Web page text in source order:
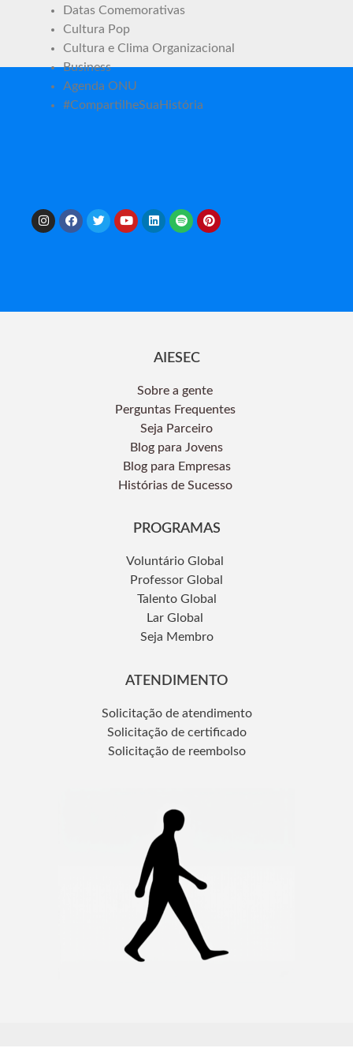
Datas Comemorativas
Cultura Pop
Cultura e Clima Organizacional
Business
Agenda ONU
#CompartilheSuaHistória
AIESEC
Sobre a gente
Perguntas Frequentes
Seja Parceiro
Blog para Jovens
Blog para Empresas
Histórias de Sucesso
PROGRAMAS
Voluntário Global
Professor Global
Talento Global
Lar Global
Seja Membro
ATENDIMENTO
Solicitação de atendimento
Solicitação de certificado
Solicitação de reembolso